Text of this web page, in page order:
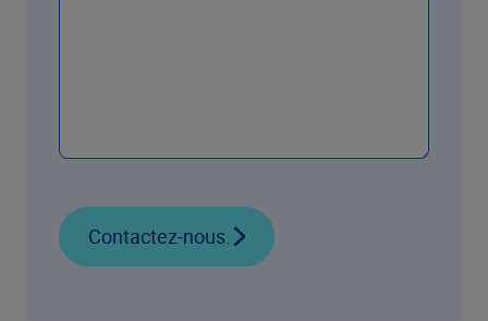
Contactez-nous.